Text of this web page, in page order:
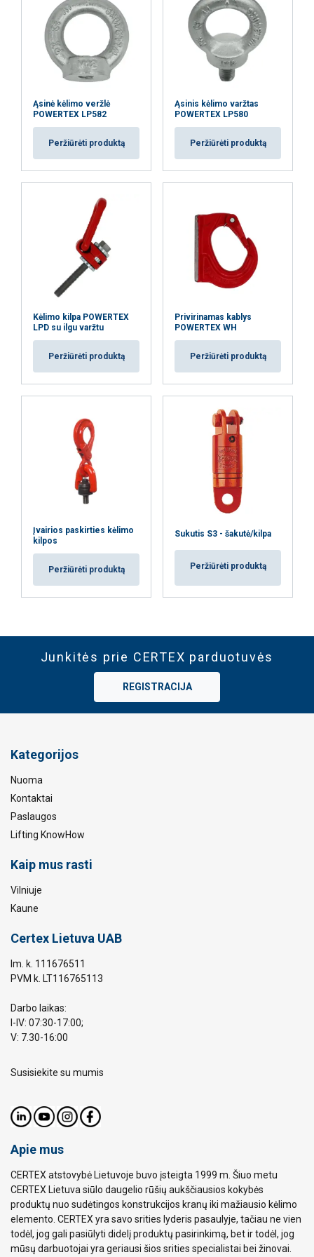
Ąsinė kėlimo veržlė
POWERTEX LP582
Peržiūrėti produktą
Ąsinis kėlimo varžtas
POWERTEX LP580
Peržiūrėti produktą
Kėlimo kilpa POWERTEX
LPD su ilgu varžtu
Peržiūrėti produktą
Privirinamas kablys
POWERTEX WH
Peržiūrėti produktą
Įvairios paskirties kėlimo
kilpos
Peržiūrėti produktą
Sukutis S3 - šakutė/kilpa
Peržiūrėti produktą
Junkitės prie CERTEX parduotuvės
REGISTRACIJA
Kategorijos
Nuoma
Kontaktai
Paslaugos
Lifting KnowHow
Kaip mus rasti
Vilniuje
Kaune
Certex Lietuva UAB
Im. k. 111676511
PVM k. LT116765113
Darbo laikas:
I-IV: 07:30-17:00;
V: 7.30-16:00
Susisiekite su mumis
Apie mus
CERTEX atstovybė Lietuvoje buvo įsteigta 1999 m. Šiuo metu
CERTEX Lietuva siūlo daugelio rūšių aukščiausios kokybės
produktų nuo sudėtingos konstrukcijos kranų iki mažiausio kėlimo
elemento. CERTEX yra savo srities lyderis pasaulyje, tačiau ne vien
todėl, jog gali pasiūlyti didelį produktų pasirinkimą, bet ir todėl, jog
mūsų darbuotojai yra geriausi šios srities specialistai bei žinovai.
AŠ SUTINKU
AŠ NESUTINKU